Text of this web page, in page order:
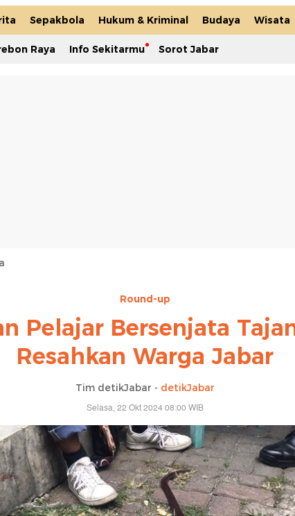
Sepakbola Hukum & Kriminal Budaya Wisata
Raya Info Sekitarmu Sorot Jabar
Round-up
Pelajar Bersenjata
Resahkan Warga Jabar
Tim detikJabar - detikJabar
Selasa, 22 Okt 2024 08:00 WIB